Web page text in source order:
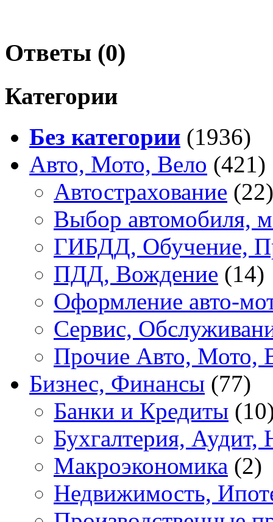
Ответы (0)
Категории
Без категории (1936)
Авто, Мото, Вело (421)
Автострахование (22)
Выбор автомобиля,
ГИБДД, Обучение,
ПДД, Вождение (14)
Оформление авто-
Сервис,
Прочие Авто, Мото,
Бизнес, Финансы (77)
Банки и Кредиты
Бухгалтерия, Аудит,
Макроэкономика (2)
Недвижимость,